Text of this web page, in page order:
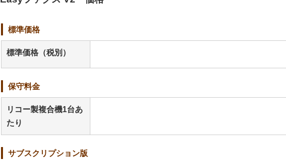
標準価格
標準価格（税別）
保守料金
リコー製複合機1台あ
たり
サブスクリプション版